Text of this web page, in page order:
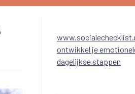
ontwikkel je
dagelijkse stappen